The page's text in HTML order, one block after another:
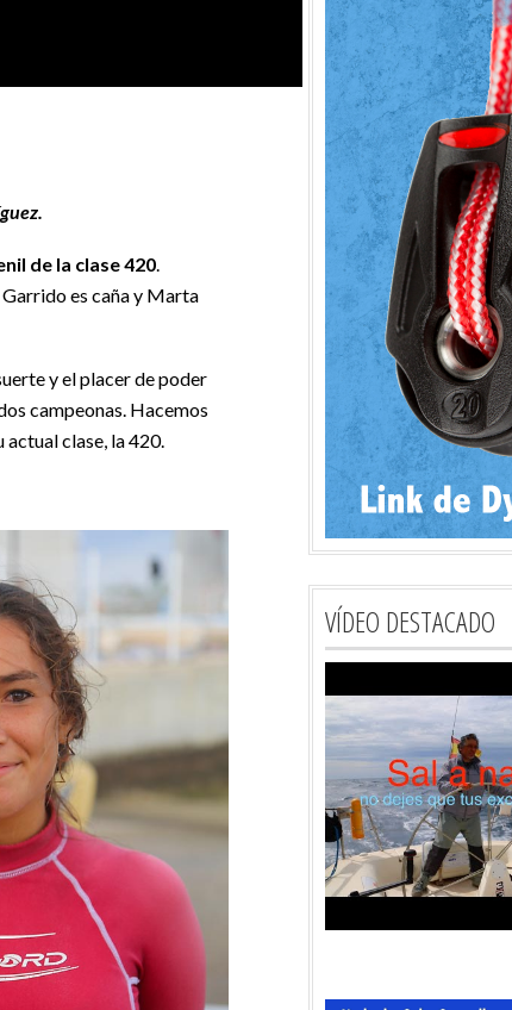
de la clase 420
es caña y Marta
y el placer de poder
campeonas. Hacemos
clase, la 420.
VÍDEO DESTACADO